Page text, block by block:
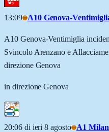
13:09 A10 Genova-
A10 Genova-Ventimiglia
Svincolo Arenzano e
direzione Genova
in direzione Genova
20:06 di ieri 8 agosto A1